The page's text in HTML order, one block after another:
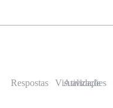
Respostas Visualizações
Atividade